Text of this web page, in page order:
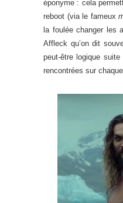
éponyme : cela
reboot (via le fameux
la foulée changer les
Affleck qu’on dit
peut-être logique
rencontrées sur